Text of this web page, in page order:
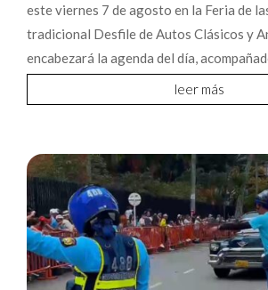
este viernes 7 de agosto en la Feria de
tradicional Desfile de Autos Clásicos y
encabezará la agenda del día,
leer más